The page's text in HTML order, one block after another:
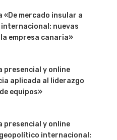
«De mercado insular a
nuevas
empresa canaria»
presencial y online
aplicada al liderazgo
equipos»
presencial y online
internacional: